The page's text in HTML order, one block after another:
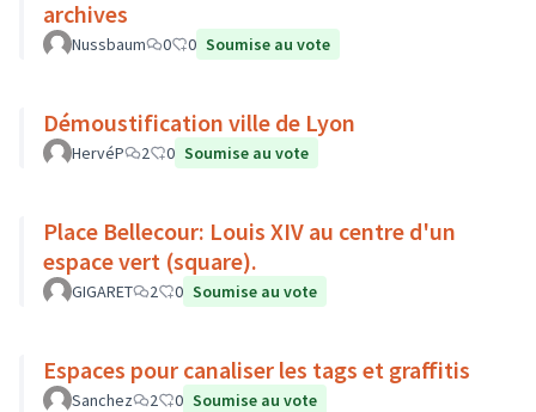
archives
Nussbaum 0 0 Soumise au vote
Démoustification ville de Lyon
HervéP 2 0 Soumise au vote
Place Bellecour: Louis XIV au centre d'un
espace vert (square).
GIGARET 2 0 Soumise au vote
Espaces pour canaliser les tags et graffitis
Sanchez 2 0 Soumise au vote